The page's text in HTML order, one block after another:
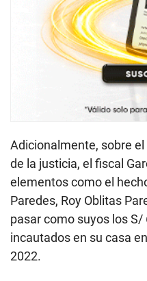
Adicionalmente, sobre
de la justicia, el fiscal
elementos como el
Paredes, Roy Oblitas
pasar como suyos los
incautados en su casa
2022.